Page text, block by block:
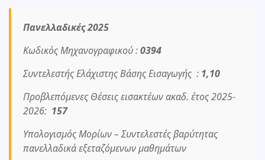
Πανελλαδικές 2025
Κωδικός Μηχανογραφικού :0394
Συντελεστής Ελάχιστης Βάσης Εισαγωγής : 1,10
Προβλεπόμενες Θέσεις εισακτέων ακαδ. έτος 2025-
2026: 157
Υπολογισμός Μορίων – Συντελεστές βαρύτητας
πανελλαδικά εξεταζόμενων μαθημάτων